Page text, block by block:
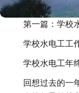
第一篇：学校
学校水电工工
学校水电工年
回想过去的一